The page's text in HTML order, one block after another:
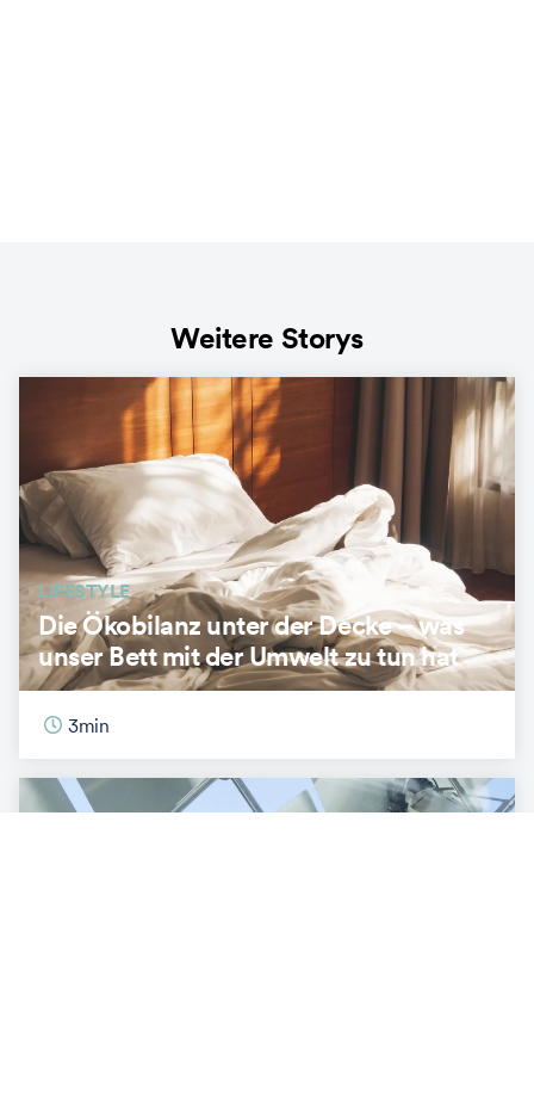
Weitere Storys
LIFESTYLE
Die Ökobilanz unter der Decke – was
unser Bett mit der Umwelt zu tun hat
3min